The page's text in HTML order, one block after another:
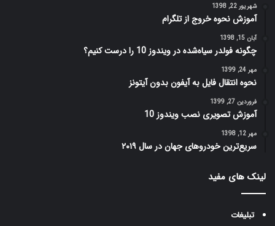
شهریور 22, 1398
آموزش نحوه خروج از تلگرام
آبان 15, 1398
چگونه فولدر‌ سیاه‌شده در ویندوز 10 را درست کنیم؟
مهر 24, 1399
نحوه انتقال فایل به آیفون بدون آیتونز
فروردین 27, 1399
آموزش تصویری نصب ویندوز 10
مهر 12, 1398
سریع‌ترین خودرو‌های جهان در سال ۲۰۱۹
لینک های مفید
تبلیغات